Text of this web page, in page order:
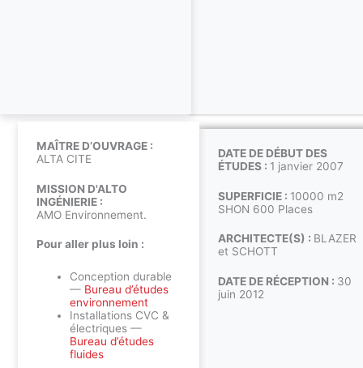
DATE DE DÉBUT DES
ÉTUDES : 1 janvier 2007
SUPERFICIE : 10000 m2
SHON 600 Places
ARCHITECTE(S) : BLAZER
et SCHOTT
DATE DE RÉCEPTION : 30
juin 2012
MAÎTRE D’OUVRAGE :
ALTA CITE
MISSION D'ALTO
INGÉNIERIE :
AMO Environnement.
Pour aller plus loin :
Conception durable
— Bureau d’études
environnement
Installations CVC &
électriques —
Bureau d’études
fluides